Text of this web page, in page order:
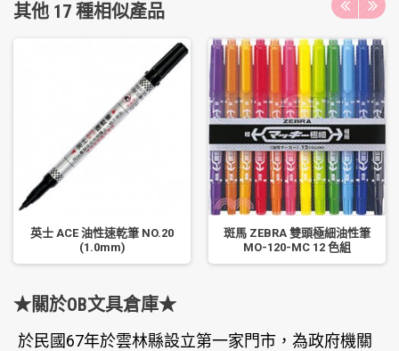
其他 17 種相似產品
英士 ACE 油性速乾筆 NO.20
(1.0mm)
斑馬 ZEBRA 雙頭極細油性筆
MO-120-MC 12 色組
★關於OB文具倉庫★
於民國67年於雲林縣設立第一家門市，為政府機關